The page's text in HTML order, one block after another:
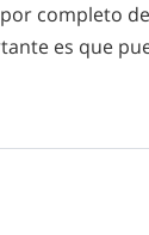
completo
es que